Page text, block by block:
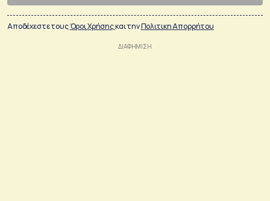
Αποδέχεστε τουςΌροι Χρήσηςκαι τηνΠολιτικη Απορρήτου